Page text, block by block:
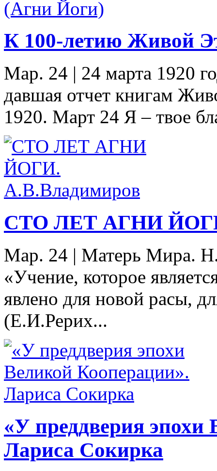
К 100-летию Живой
Мар. 24 | 24 марта 1920
давшая отчет книгам
1920. Март 24 Я – твое
СТО ЛЕТ АГНИ
Мар. 24 | Матерь Мира.
«Учение, которое
явлено для новой расы,
(Е.И.Рерих...
«У преддверия эпохи
Лариса Сокирка